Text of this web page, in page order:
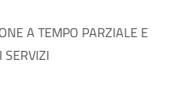
A TEMPO PARZIALE E
SERVIZI